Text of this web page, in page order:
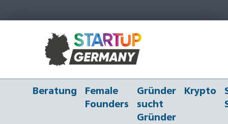
Beratung
Female
Founders
Gründer
sucht
Gründer
Krypto